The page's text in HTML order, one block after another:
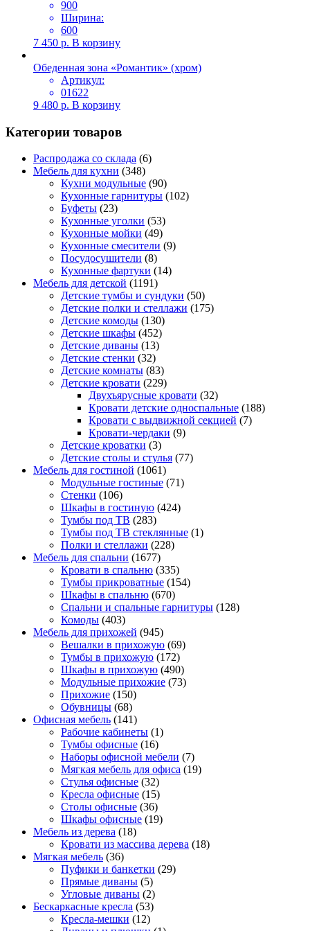
900
Ширина:
600
7 450 р. В корзину
Обеденная зона «Романтик» (хром)
Артикул:
01622
9 480 р. В корзину
Категории товаров
Распродажа со склада (6)
Мебель для кухни (348)
Кухни модульные (90)
Кухонные гарнитуры (102)
Буфеты (23)
Кухонные уголки (53)
Кухонные мойки (49)
Кухонные смесители (9)
Посудосушители (8)
Кухонные фартуки (14)
Мебель для детской (1191)
Детские тумбы и сундуки (50)
Детские полки и стеллажи (175)
Детские комоды (130)
Детские шкафы (452)
Детские диваны (13)
Детские стенки (32)
Детские комнаты (83)
Детские кровати (229)
Двухъярусные кровати (32)
Кровати детские односпальные (188)
Кровати с выдвижной секцией (7)
Кровати-чердаки (9)
Детские кроватки (3)
Детские столы и стулья (77)
Мебель для гостиной (1061)
Модульные гостиные (71)
Стенки (106)
Шкафы в гостиную (424)
Тумбы под ТВ (283)
Тумбы под ТВ стеклянные (1)
Полки и стеллажи (228)
Мебель для спальни (1677)
Кровати в спальню (335)
Тумбы прикроватные (154)
Шкафы в спальню (670)
Спальни и спальные гарнитуры (128)
Комоды (403)
Мебель для прихожей (945)
Вешалки в прихожую (69)
Тумбы в прихожую (172)
Шкафы в прихожую (490)
Модульные прихожие (73)
Прихожие (150)
Обувницы (68)
Офисная мебель (141)
Рабочие кабинеты (1)
Тумбы офисные (16)
Наборы офисной мебели (7)
Мягкая мебель для офиса (19)
Стулья офисные (32)
Кресла офисные (15)
Столы офисные (36)
Шкафы офисные (19)
Мебель из дерева (18)
Кровати из массива дерева (18)
Мягкая мебель (36)
Пуфики и банкетки (29)
Прямые диваны (5)
Угловые диваны (2)
Бескаркасные кресла (53)
Кресла-мешки (12)